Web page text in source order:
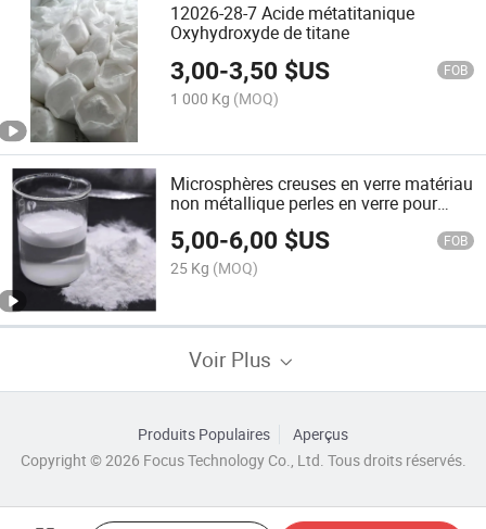
12026-28-7 Acide métatitanique
Oxyhydroxyde de titane
3,00-3,50 $US FOB
1 000 Kg (MOQ)
Microsphères creuses en verre matériau
non métallique perles en verre pour
caoutchouc et Industrie du plastique
5,00-6,00 $US FOB
25 Kg (MOQ)
Voir Plus
Produits Populaires
Aperçus
Copyright © 2026 Focus Technology Co., Ltd. Tous droits réservés.